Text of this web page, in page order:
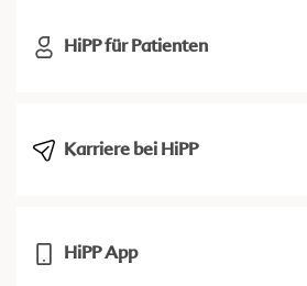
HiPP für Patienten
Karriere bei HiPP
HiPP App